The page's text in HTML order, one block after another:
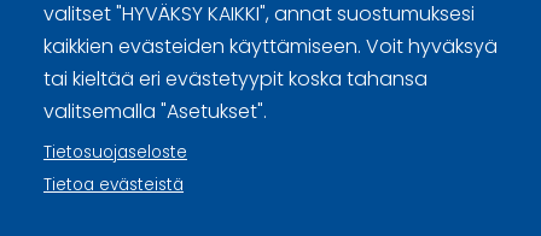
valitset "HYVÄKSY KAIKKI", annat suostumuksesi
kaikkien evästeiden käyttämiseen. Voit hyväksyä
tai kieltää eri evästetyypit koska tahansa
valitsemalla "Asetukset".
Tietosuojaseloste
Tietoa evästeistä
Sivuston käyttöehdot ja sisällön käyttöoikeudet
Tietosuojaselosteet
Tietoa evästeistä
Evästeasetukset